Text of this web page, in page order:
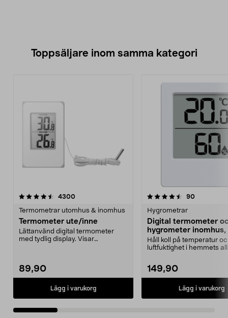
Toppsäljare inom samma kategori
4300recensioner
Termometrar utomhus & inomhus
Termometer ute/inne
Lättanvänd digital termometer
med tydlig display. Visar
89,90
Lägg i varukorg
4.5 av 5 stjärnor 90
Hygrometrar
Digital termometer
hygrometer
Håll koll på temperatur
luftfuktighet i hemmets
149,90
Lägg i varukorg
4.0 av 5 stjärnor